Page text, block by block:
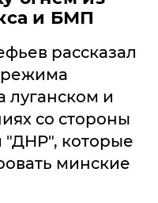
и БМП
рассказал
луганском и
со стороны
"ДНР", которые
минские